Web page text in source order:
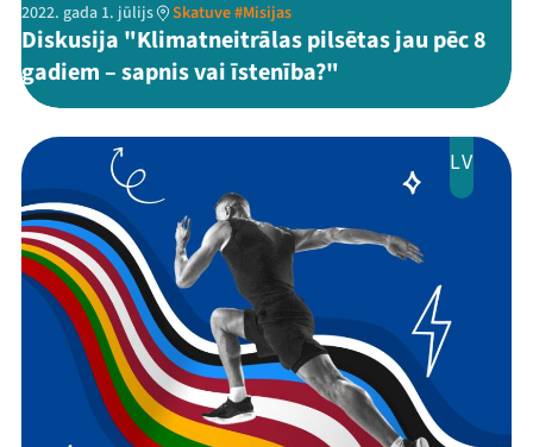
Veikals
Kontakti
ThreadsFacebook
Youtube
X Instagram
Flick TikTok
2022. gada 1. jūlijs Skatuve #Misijas
Diskusija "Klimatneitrālas pilsētas jau pēc 8
gadiem – sapnis vai īstenība?"
LV